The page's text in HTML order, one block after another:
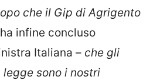
che il Gip di Agrigento
infine concluso
Italiana – che gli
sono i nostri